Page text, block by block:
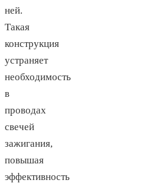
ней.
Такая
конструкция
устраняет
необходимость
в
проводах
свечей
зажигания,
повышая
эффективность